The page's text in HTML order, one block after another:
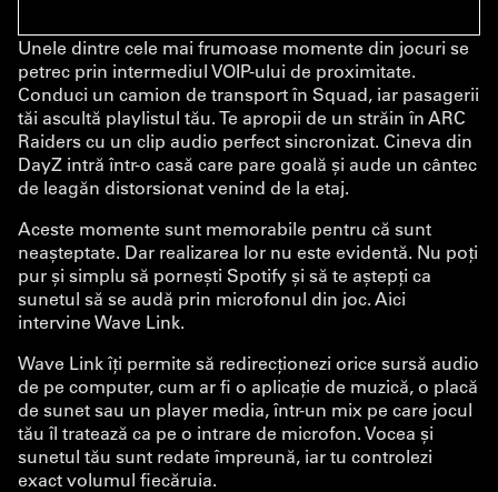
Unele dintre cele mai frumoase momente din jocuri se
petrec prin intermediul VOIP-ului de proximitate.
Conduci un camion de transport în Squad, iar pasagerii
tăi ascultă playlistul tău. Te apropii de un străin în ARC
Raiders cu un clip audio perfect sincronizat. Cineva din
DayZ intră într-o casă care pare goală și aude un cântec
de leagăn distorsionat venind de la etaj.
Aceste momente sunt memorabile pentru că sunt
neașteptate. Dar realizarea lor nu este evidentă. Nu poți
pur și simplu să pornești Spotify și să te aștepți ca
sunetul să se audă prin microfonul din joc. Aici
intervine Wave Link.
Wave Link îți permite să redirecționezi orice sursă audio
de pe computer, cum ar fi o aplicație de muzică, o placă
de sunet sau un player media, într-un mix pe care jocul
tău îl tratează ca pe o intrare de microfon. Vocea și
sunetul tău sunt redate împreună, iar tu controlezi
exact volumul fiecăruia.